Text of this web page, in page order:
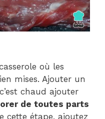
où les
mises. Ajouter un
chaud ajouter
de toutes parts
cette étape, ajoutez